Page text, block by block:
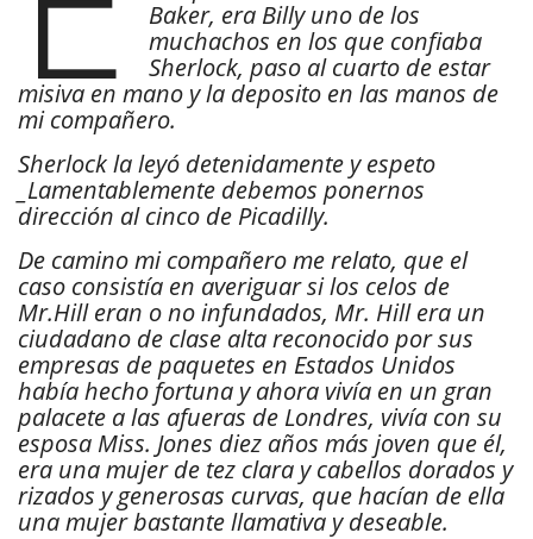
Baker, era Billy uno de los
muchachos en los que confiaba
Sherlock, paso al cuarto de estar
misiva en mano y la deposito en las manos de
mi compañero.
Sherlock la leyó detenidamente y espeto
_Lamentablemente debemos ponernos
dirección al cinco de Picadilly.
De camino mi compañero me relato, que el
caso consistía en averiguar si los celos de
Mr.Hill eran o no infundados, Mr. Hill era un
ciudadano de clase alta reconocido por sus
empresas de paquetes en Estados Unidos
había hecho fortuna y ahora vivía en un gran
palacete a las afueras de Londres, vivía con su
esposa Miss. Jones diez años más joven que él,
era una mujer de tez clara y cabellos dorados y
rizados y generosas curvas, que hacían de ella
una mujer bastante llamativa y deseable.